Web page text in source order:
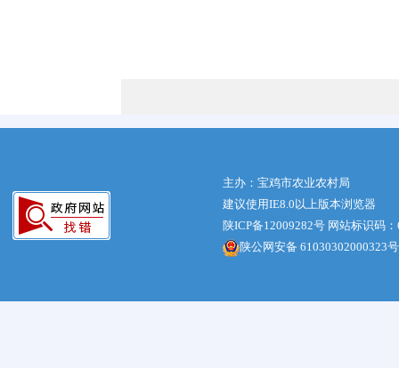
主办：宝鸡市农业农村局
建议使用IE8.0以上版本浏览器
陕ICP备12009282号 网站标识码
陕公网安备 61030302000323号